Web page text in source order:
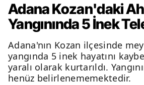
Adana Kozan'daki
Yangınında 5 İnek
Adana'nın Kozan ilçesinde
yangında 5 inek hayatını
yaralı olarak kurtarıldı.
henüz belirlenememektedir.